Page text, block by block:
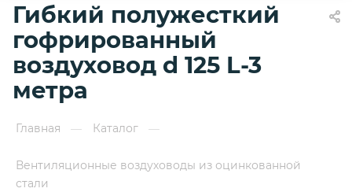
Гибкий полужесткий
гофрированный
воздуховод d 125 L-3
метра
Главная — Каталог —
Вентиляционные воздуховоды из оцинкованной
стали